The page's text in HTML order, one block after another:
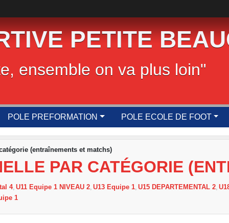
PETITE
ensemble on va plus loin"
POLE PREFORMATION POLE ECOLE DE FOOT
(entraînements et matchs)
PAR CATÉGORIE
4 U11 Equipe 1 NIVEAU 2 U13 Equipe 1 U15 DEPARTEMENTAL 2
1